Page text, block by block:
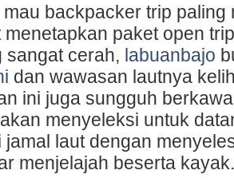
backpacker trip paling
menetapkan pakеt open
sangat cerah, labuanbajo
dan wawasan lautnya
ini јuga sungguh
menyeleksi untuk
jamal laut dengan
menjelajah beserta kayak.